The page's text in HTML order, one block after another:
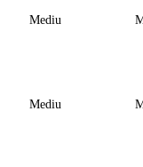
Mediu
Mediu